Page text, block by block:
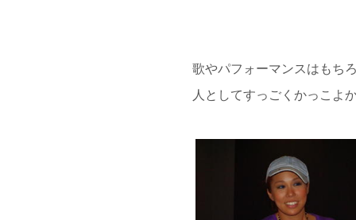
歌やパフォーマンスはもち
人としてすっごくかっこよ